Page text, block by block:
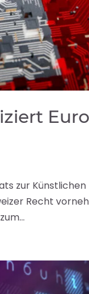
zur
Recht